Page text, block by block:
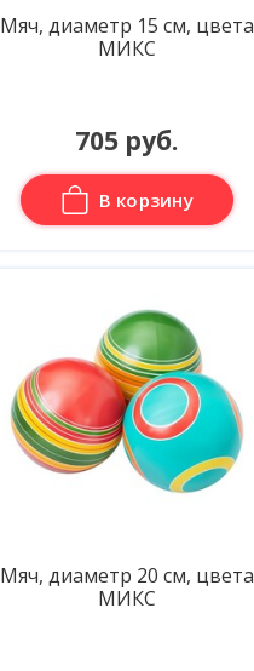
Мяч, диаметр 15 см, цвета
МИКС
705 руб.
В корзину
Мяч, диаметр 20 см, цвета
МИКС